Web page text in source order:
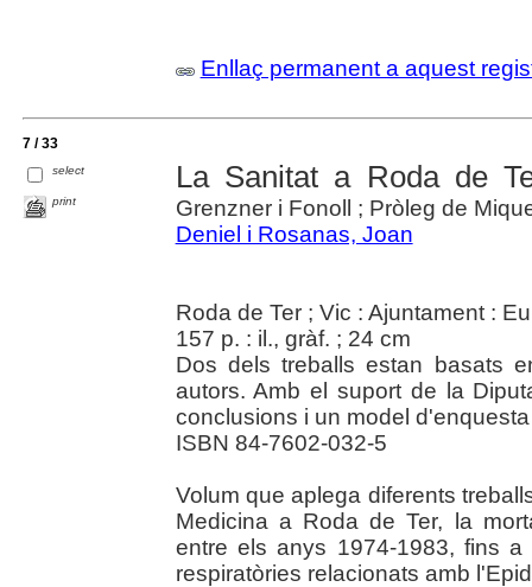
Enllaç permanent a aquest
7 / 33
select
print
La Sanitat a Roda de
Grenzner i Fonoll ; Pròleg de
Deniel i Rosanas, Joan
Roda de Ter ; Vic : Ajuntament :
157 p. : il., gràf. ; 24 cm
Dos dels treballs estan basats
autors. Amb el suport de la
conclusions i un model
ISBN 84-7602-032-5
Volum que aplega diferents
Medicina a Roda de Ter, la
entre els anys 1974-1983, fins a
respiratòries relacionats amb